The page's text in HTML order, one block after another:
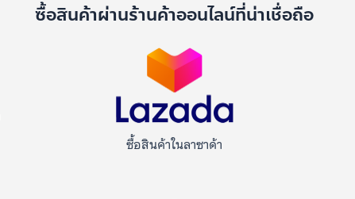
ซื้อสินค้าผ่านร้านค้าออนไลน์ที่น่าเชื่อถือ
ซื้อสินค้าในลาซาด้า